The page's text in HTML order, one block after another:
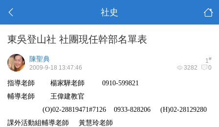
社史
東吳登山社 社團現任幹部名單表
1#
陳聖典
3282 0
2009-9-18 13:47:46
指導老師 楊家驊老師 0910-599821
輔導老師
王偉建教官
(O)02-28819471#7126 0933-828206 (H)02-28129280
課外活動組輔導老師
黃慧玲老師